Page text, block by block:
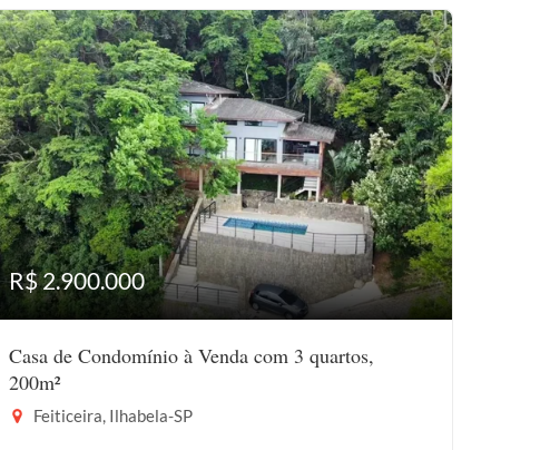
R$ 2.900.000
Casa de Condomínio à Venda com 3 quartos,
200m²
Feiticeira, Ilhabela-SP